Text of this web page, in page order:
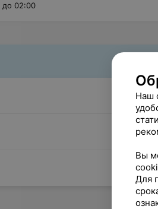
до 02:00
Наш
Вы
Для